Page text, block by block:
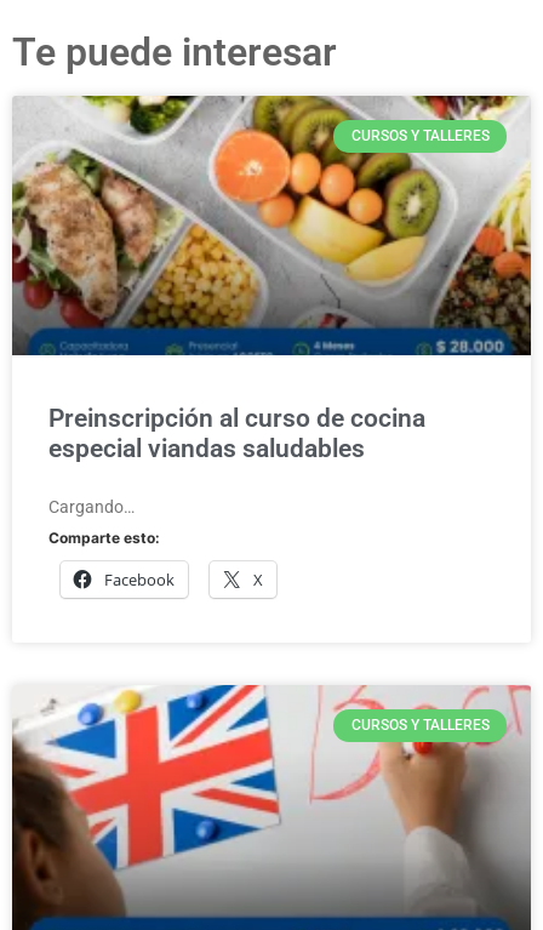
Te puede interesar
CURSOS Y TALLERES
Preinscripción al curso de cocina
especial viandas saludables
Cargando…
Comparte esto:
Facebook X
CURSOS Y TALLERES